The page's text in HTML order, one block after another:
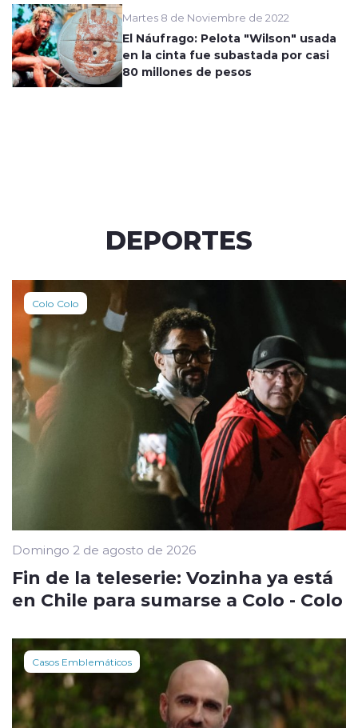
Martes 8 de Noviembre de 2022
El Náufrago: Pelota "Wilson" usada
en la cinta fue subastada por casi
80 millones de pesos
DEPORTES
Colo Colo
Domingo 2 de agosto de 2026
Fin de la teleserie: Vozinha ya está
en Chile para sumarse a Colo - Colo
Casos Emblemáticos